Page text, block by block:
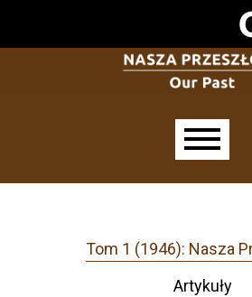
Tom 1 (1946): Nasza
Artykuły